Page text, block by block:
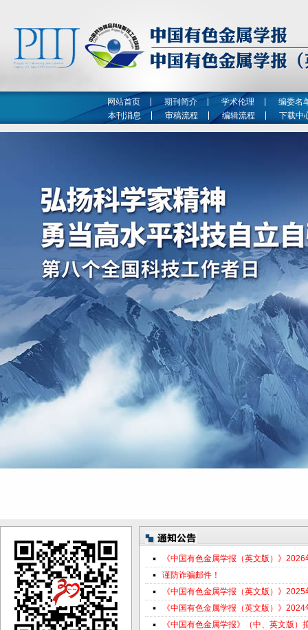
网站首页 期刊简介 学术伦理
编委名
本刊消息
审稿流程 编辑流程 下载中
《中国有色金属学报（英文版）》
谨防诈骗邮件！
《中国有色金属学报（英文版）》
《中国有色金属学报（英文版）》
《中国有色金属学报》（中、英文版